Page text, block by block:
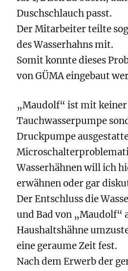
Duschschlauch passt.
Der Mitarbeiter teilte
des Wasserhahns mit.
Somit konnte dieses
von GÜMA eingebaut
„Maudolf“ ist mit keiner
Tauchwasserpumpe
Druckpumpe
Wasserhähnen will ich
erwähnen oder gar
Der Entschluss die
und Bad von „Maudolf“
Haushaltshähne
eine geraume Zeit fest.
Nach dem Erwerb der